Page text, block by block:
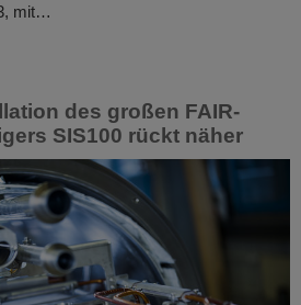
mit…
des großen FAIR-
SIS100 rückt näher